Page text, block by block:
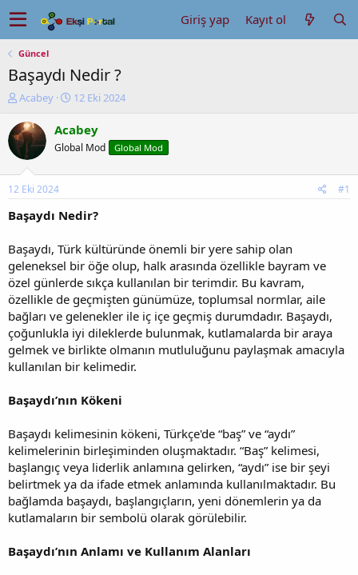
Giriş yap Kayıt ol
Güncel
Başaydı Nedir ?
K
n
u
y
b
a
ş
t
a
n
Acabey
B
ş
a
ç
r
i
h
i
12 Eki 2024
Acabey
Global Mod Global Mod
12 Eki 2024 #1
Başaydı Nedir?
Başaydı, Türk kültüründe önemli bir yere sahip olan
geleneksel bir öğe olup, halk arasında özellikle bayram ve
özel günlerde sıkça kullanılan bir terimdir. Bu kavram,
özellikle de geçmişten günümüze, toplumsal normlar, aile
bağları ve gelenekler ile iç içe geçmiş durumdadır. Başaydı,
çoğunlukla iyi dileklerde bulunmak, kutlamalarda bir araya
gelmek ve birlikte olmanın mutluluğunu paylaşmak amacıyla
kullanılan bir kelimedir.
Başaydı’nın Kökeni
Başaydı kelimesinin kökeni, Türkçe'de “baş” ve “aydı”
kelimelerinin birleşiminden oluşmaktadır. “Baş” kelimesi,
başlangıç veya liderlik anlamına gelirken, “aydı” ise bir şeyi
belirtmek ya da ifade etmek anlamında kullanılmaktadır. Bu
bağlamda başaydı, başlangıçların, yeni dönemlerin ya da
kutlamaların bir sembolü olarak görülebilir.
Başaydı’nın Anlamı ve Kullanım Alanları